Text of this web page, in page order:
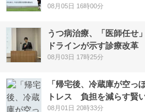
08月05日 16時00分
うつ病治療、「医師任せ
ドラインが示す診療改革
08月03日 17時25分
「帰宅後、冷蔵庫が空っ
トレス 負担を減らす賢
08月01日 20時33分